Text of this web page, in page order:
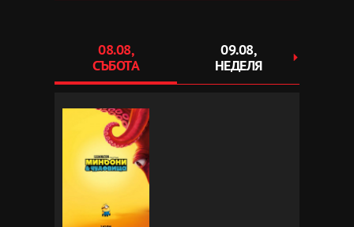
08.08,
СЪБОТА
09.08,
НЕДЕЛЯ